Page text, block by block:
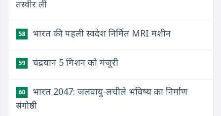
तस्वीर ली
58 भारत की पहली स्वदेश निर्मित MRI मशीन
59 चंद्रयान 5 मिशन को मंजूरी
60
भारत 2047: जलवायु-लचीले भविष्य का निर्माण
संगोष्ठी